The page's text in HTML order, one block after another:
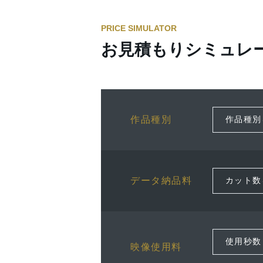
PRICE SIMULATOR
お見積もりシミュレ
作品種別
データ納品料
映像使用料